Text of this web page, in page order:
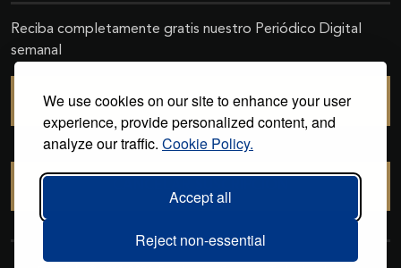
We use cookies on our site to enhance your user
experience, provide personalized content, and
analyze our traffic. Cookie Policy.
Accept all
Reject non-essential
Reciba completamente gratis nuestro Periódico Digital
semanal
SUSCRIBIRSE